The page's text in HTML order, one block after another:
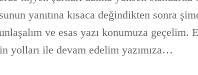
yanıtına kısaca değindikten sonra
ve esas yazı konumuza geçelim.
yolları ile devam edelim yazımıza…